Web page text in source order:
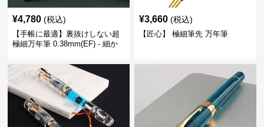
¥4,780 (税込)
【手帳に最適】裏抜けしない超
極細万年筆 0.38mm(EF) - 細か
¥3,660 (税込)
【匠心】 極細筆先 万年筆